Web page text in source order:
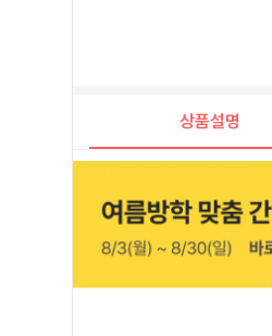
상품설명